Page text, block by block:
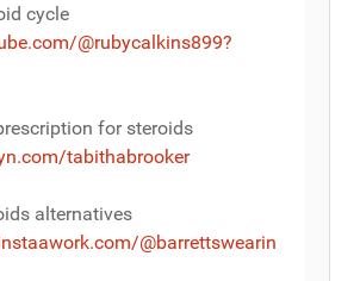
cycle
@rubycalkins899?
for steroids
tabithabrooker
alternatives
@barrettswearin